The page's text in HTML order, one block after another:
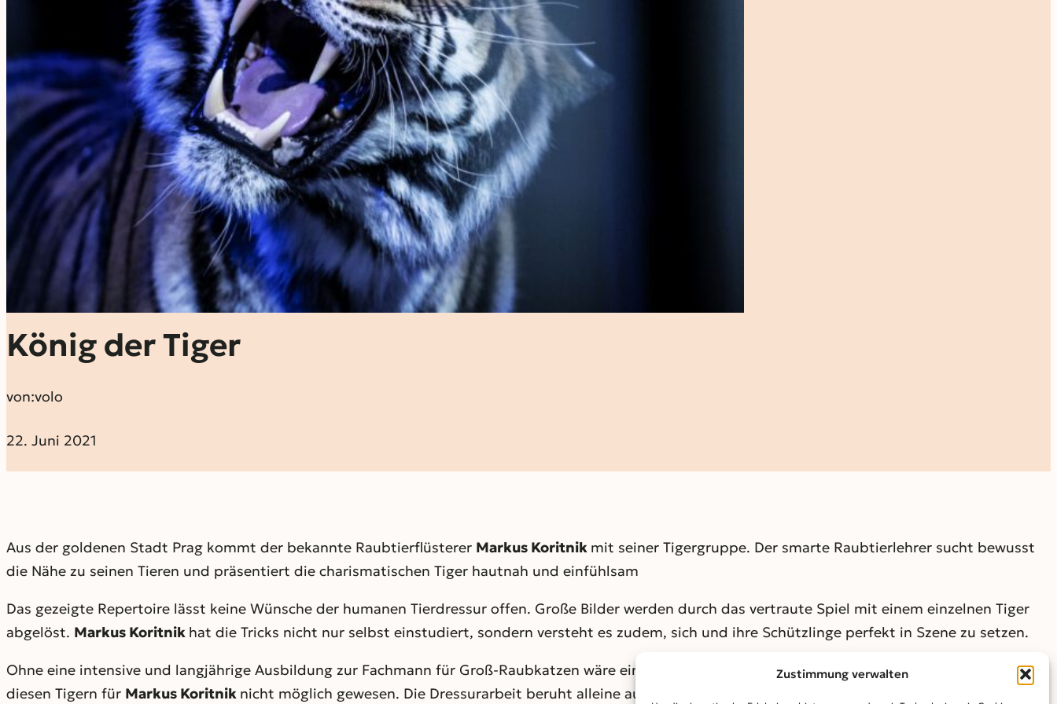
Zustimmung verwalten
König der Tiger
von:volo
22. Juni 2021
Aus der goldenen Stadt Prag kommt der bekannte Raubtierflüsterer Markus Koritnik mit seiner Tigergruppe. Der smarte Raubtierlehrer sucht bewusst
die Nähe zu seinen Tieren und präsentiert die charismatischen Tiger hautnah und einfühlsam
Das gezeigte Repertoire lässt keine Wünsche der humanen Tierdressur offen. Große Bilder werden durch das vertraute Spiel mit einem einzelnen Tiger
abgelöst. Markus Koritnik hat die Tricks nicht nur selbst einstudiert, sondern versteht es zudem, sich und ihre Schützlinge perfekt in Szene zu setzen.
Ohne eine intensive und langjährige Ausbildung zur Fachmann für Groß-Raubkatzen wäre eine so vertraute, enge, wie körperkontaktnahe Arbeit mit
diesen Tigern für Markus Koritnik nicht möglich gewesen. Die Dressurarbeit beruht alleine auf dem Prinzip der Belohnung und alle Tricks entstanden aus